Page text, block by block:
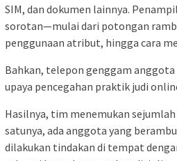
SIM, dan dokumen lainnya.
sorotan—mulai dari potongan
penggunaan atribut, hingga cara
Bahkan, telepon genggam
upaya pencegahan praktik judi
Hasilnya, tim menemukan
satunya, ada anggota yang
dilakukan tindakan di tempat